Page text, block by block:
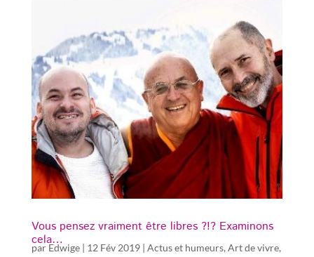
Vous pensez vraiment être libres ?!? Examinons
cela…
par Edwige| 12 Fév 2019| Actus et humeurs, Art de vivre,